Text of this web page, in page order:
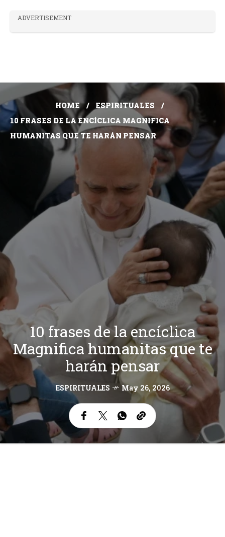
ADVERTISEMENT
HOME
ESPIRITUALES
10 FRASES DE LA ENCÍCLICA MAGNIFICA
HUMANITAS QUE TE HARÁN PENSAR
10 frases de la encíclica
Magnifica humanitas que te
harán pensar
ESPIRITUALES May 26, 2026